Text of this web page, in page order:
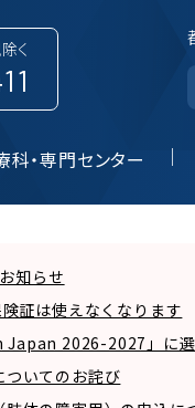
く
科・専門センター
知らせ
証は使えなくなります
2026-2027」に選
いてのお詫び